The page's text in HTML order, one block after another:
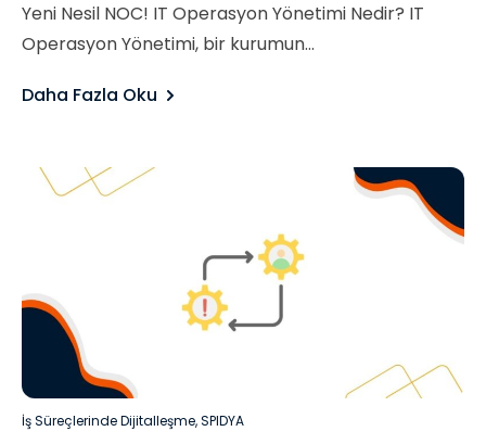
Yeni Nesil NOC! IT Operasyon Yönetimi Nedir? IT
Operasyon Yönetimi, bir kurumun...
Daha Fazla Oku
İş Süreçlerinde Dijitalleşme,SPIDYA